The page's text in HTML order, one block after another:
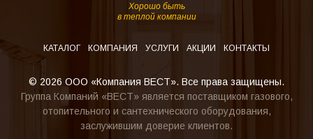
Хорошо быть
в теплой компании
КАТАЛОГ КОМПАНИЯ УСЛУГИ АКЦИИ КОНТАКТЫ
© 2026 ООО «Компания ВЕСТ». Все права защищены.
Группа Компаний «ВЕСТ» является поставщиком газового,
отопительного и сантехнического оборудования,
заслужившим доверие клиентов.